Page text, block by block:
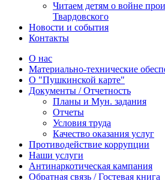
Читаем детям о войне
Твардовского
Новости и события
Контакты
О нас
Материально-технические
О "Пушкинской карте"
Документы / Отчетность
Планы и Мун. задания
Отчеты
Условия труда
Качество оказания услуг
Противодействие коррупции
Наши услуги
Антинаркотическая кампания
Обратная связь / Гостевая книга